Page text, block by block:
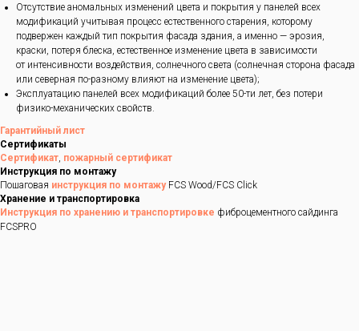
Отсутствие аномальных изменений цвета и покрытия у панелей всех
модификаций учитывая процесс естественного старения, которому
подвержен каждый тип покрытия фасада здания, а именно — эрозия,
краски, потеря блеска, естественное изменение цвета в зависимости
от интенсивности воздействия, солнечного света (солнечная сторона фасада
или северная по-разному влияют на изменение цвета);
Эксплуатацию панелей всех модификаций более 50-ти лет, без потери
физико-механических свойств.
Гарантийный лист
Сертификаты
Сертификат, пожарный сертификат
Инструкция по монтажу
Пошаговая инструкция по монтажуFCS Wood/FCS Click
Хранение и транспортировка
Инструкция по хранению и транспортировке фиброцементного сайдинга
FCSPRO